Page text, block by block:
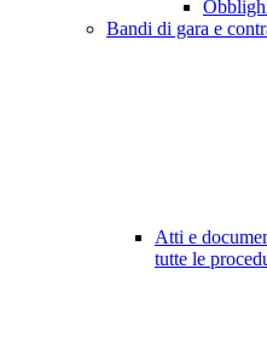
Bandi di gara e
Atti e
tutte le